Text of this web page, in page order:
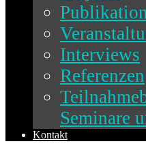
Interviews
Referenzen
Seminare
Kontakt